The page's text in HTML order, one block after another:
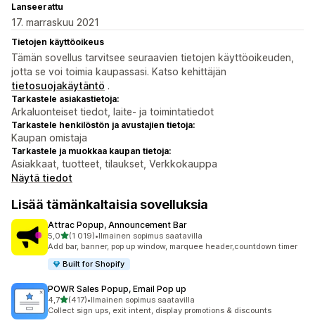
Lanseerattu
17. marraskuu 2021
Tietojen käyttöoikeus
Tämän sovellus tarvitsee seuraavien tietojen käyttöoikeuden,
jotta se voi toimia kaupassasi. Katso kehittäjän
tietosuojakäytäntö .
Tarkastele asiakastietoja:
Arkaluonteiset tiedot, laite- ja toimintatiedot
Tarkastele henkilöstön ja avustajien tietoja:
Kaupan omistaja
Tarkastele ja muokkaa kaupan tietoja:
Asiakkaat, tuotteet, tilaukset, Verkkokauppa
Näytä tiedot
Lisää tämänkaltaisia sovelluksia
Attrac Popup, Announcement Bar
5,0/ 5 tähteä
(1 019)
1019 arvostelua yhteensä
•Ilmainen sopimus saatavilla
Add bar, banner, pop up window, marquee header,countdown timer
Built for Shopify
POWR Sales Popup, Email Pop up
4,7/ 5 tähteä
(417)
417 arvostelua yhteensä
•Ilmainen sopimus saatavilla
Collect sign ups, exit intent, display promotions & discounts